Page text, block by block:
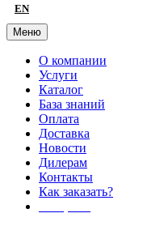
EN
Меню
О компании
Услуги
Каталог
База знаний
Оплата
Доставка
Новости
Дилерам
Контакты
Как заказать?